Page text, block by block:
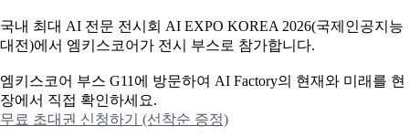
국내 최대 AI 전문 전시회 AI EXPO KOREA 2026(국제인공지능
대전)에서 엠키스코어가 전시 부스로 참가합니다.
엠키스코어 부스 G11에 방문하여 AI Factory의 현재와 미래를 현
장에서 직접 확인하세요.
무료 초대권 신청하기 (선착순 증정)